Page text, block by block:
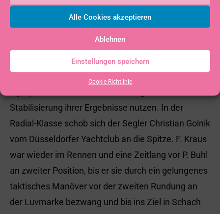
Alle Cookies akzeptieren
Ablehnen
Einstellungen speichern
Cookie-Richtlinie
nutzte dieses trotzdem zum Wettkampf-Training
und Experimentieren.
Am Sonntag zur vierten Wettfahrt gab es mit 2 bis
3 Bft westlichen Wind, den alle 28 Teilnehmer
Stabilisierung ihrer Ergebnisse nutzen. In der
Radial-Klasse schob sich der Segler Christian Golnik
vom Düsseldorfer Yachtclub an die Spitze. F. Kraus
war wieder im Rennen und eine Zeitlang vor P. Buhl
an zweiter Position, bis er sie durch ein gelungenes
taktisches Manöver vor der zweiten Rundung an
der Luvmarke bezwang und bis ins Ziel in Schach